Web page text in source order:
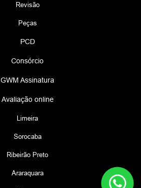
Revisão
Peças
PCD
Consórcio
GWM Assinatura
Avaliação online
Limeira
Sorocaba
Ribeirão Preto
Araraquara